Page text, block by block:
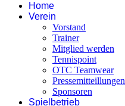
Home
Verein
Vorstand
Trainer
Mitglied werden
Tennispoint
OTC Teamwear
Pressemitteillungen
Sponsoren
Spielbetrieb